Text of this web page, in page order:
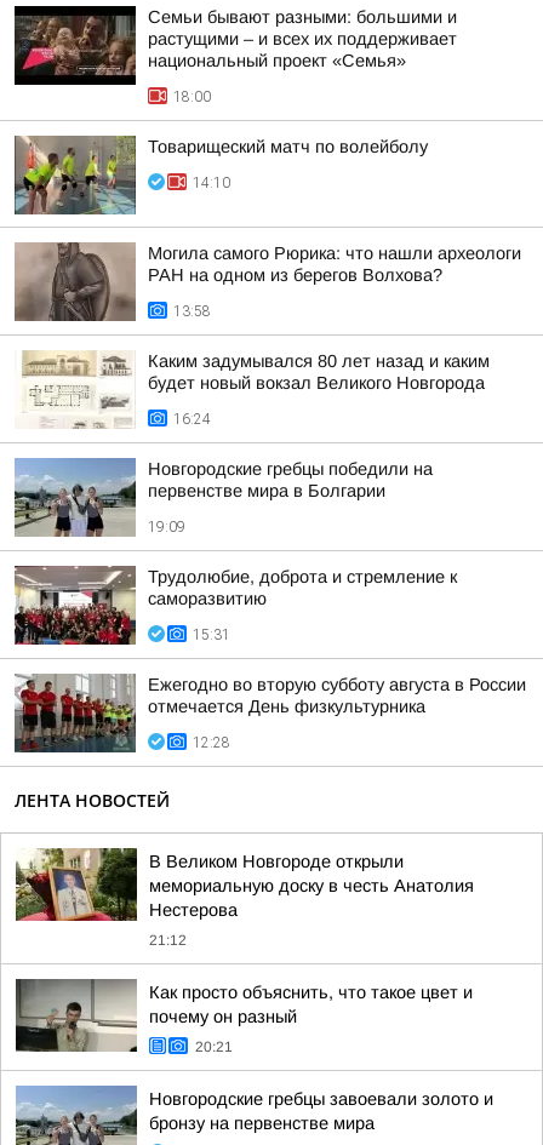
Семьи бывают разными: большими и
растущими – и всех их поддерживает
национальный проект «Семья»
18:00
Товарищеский матч по волейболу
14:10
Могила самого Рюрика: что нашли археологи
РАН на одном из берегов Волхова?
13:58
Каким задумывался 80 лет назад и каким
будет новый вокзал Великого Новгорода
16:24
Новгородские гребцы победили на
первенстве мира в Болгарии
19:09
Трудолюбие, доброта и стремление к
саморазвитию
15:31
Ежегодно во вторую субботу августа в России
отмечается День физкультурника
12:28
ЛЕНТА НОВОСТЕЙ
В Великом Новгороде открыли
мемориальную доску в честь Анатолия
Нестерова
21:12
Как просто объяснить, что такое цвет и
почему он разный
20:21
Новгородские гребцы завоевали золото и
бронзу на первенстве мира